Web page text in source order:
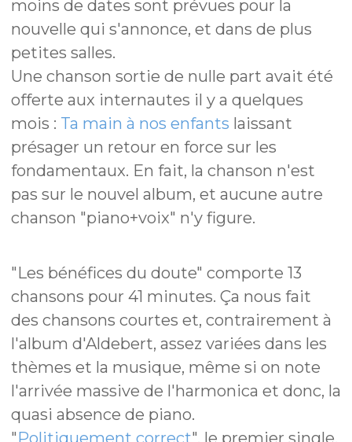
moins de dates sont prévues pour la
nouvelle qui s'annonce, et dans de plus
petites salles.
Une chanson sortie de nulle part avait été
offerte aux internautes il y a quelques
mois : Ta main à nos enfants laissant
présager un retour en force sur les
fondamentaux. En fait, la chanson n'est
pas sur le nouvel album, et aucune autre
chanson "piano+voix" n'y figure.
"Les bénéfices du doute" comporte 13
chansons pour 41 minutes. Ça nous fait
des chansons courtes et, contrairement à
l'album d'Aldebert, assez variées dans les
thèmes et la musique, même si on note
l'arrivée massive de l'harmonica et donc, la
quasi absence de piano.
"Politiquement correct", le premier single,